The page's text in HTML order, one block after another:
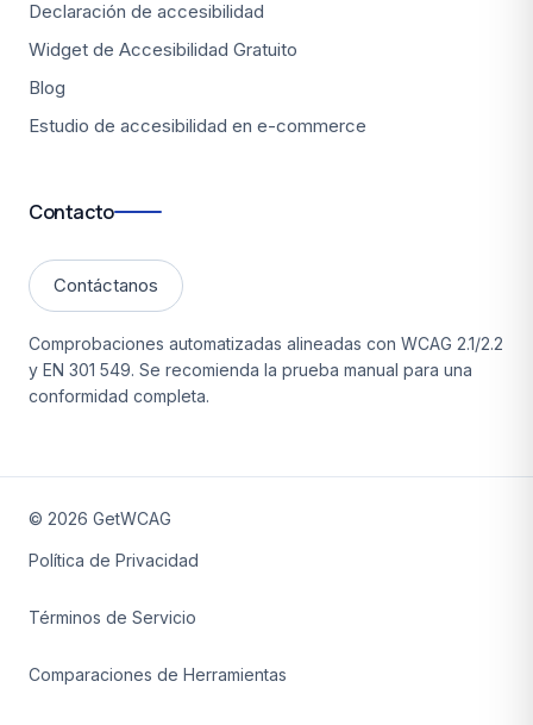
Declaración de accesibilidad
Widget de Accesibilidad Gratuito
Blog
Estudio de accesibilidad en e-commerce
Contacto
Contáctanos
Comprobaciones automatizadas alineadas con WCAG 2.1/2.2
y EN 301 549. Se recomienda la prueba manual para una
conformidad completa.
© 2026 GetWCAG
Política de Privacidad
Términos de Servicio
Comparaciones de Herramientas